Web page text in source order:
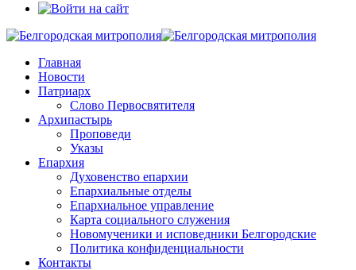
Главная
Новости
Патриарх
Слово Первосвятителя
Архипастырь
Проповеди
Указы
Епархия
Духовенство епархии
Епархиальные отделы
Епархиальное управление
Карта социального служения
Новомученики и исповедники Белгородские
Политика конфиденциальности
Контакты